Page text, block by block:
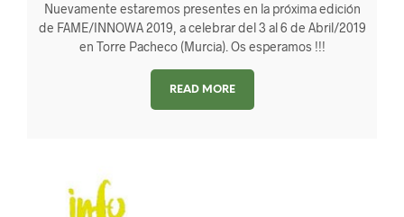
Nuevamente estaremos presentes en la próxima edición
de FAME/INNOWA 2019, a celebrar del 3 al 6 de Abril/2019
en Torre Pacheco (Murcia). Os esperamos !!!
READ MORE